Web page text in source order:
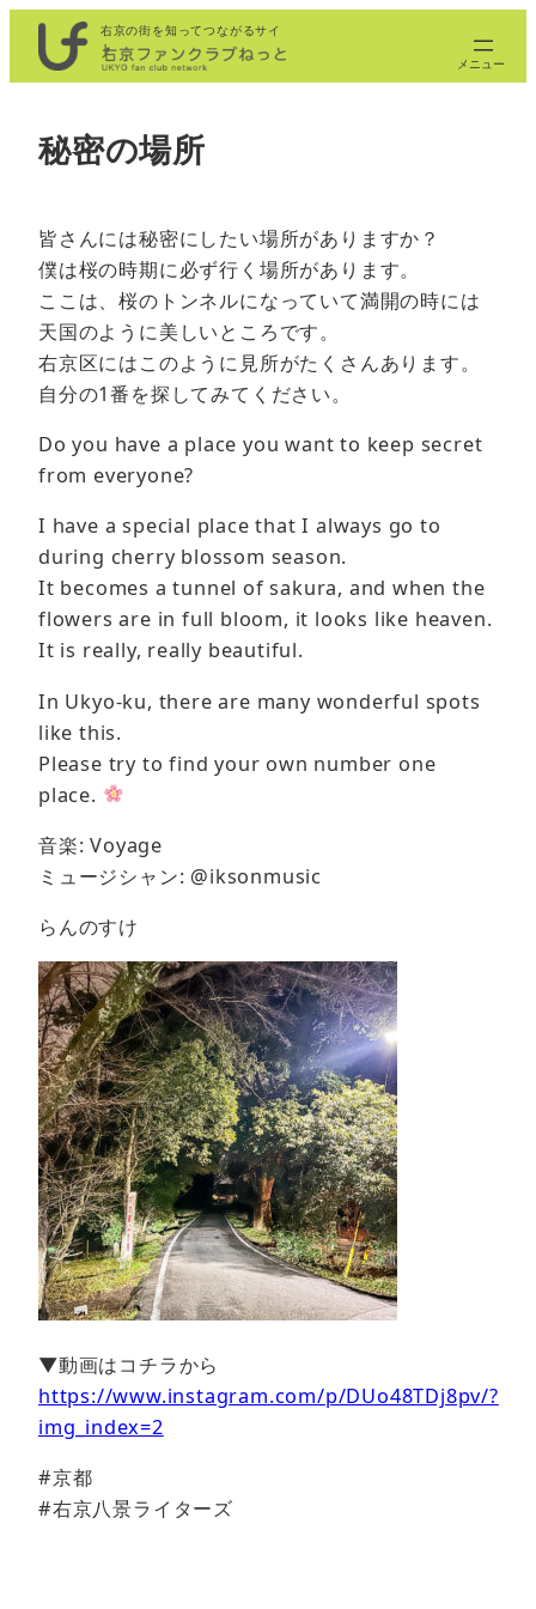
を
右京の街を知ってつながるサイ
ト
秘密の場所
皆さんには秘密にしたい場所がありますか？
僕は桜の時期に必ず行く場所があります。
ここは、桜のトンネルになっていて満開の時には
天国のように美しいところです。
右京区にはこのように見所がたくさんあります。
自分の1番を探してみてください。
Do you have a place you want to keep secret
from everyone?
I have a special place that I always go to
during cherry blossom season.
It becomes a tunnel of sakura, and when the
flowers are in full bloom, it looks like heaven.
It is really, really beautiful.
In Ukyo-ku, there are many wonderful spots
like this.
Please try to find your own number one
place.
音楽: Voyage
ミュージシャン: @iksonmusic
らんのすけ
▼動画はコチラから
https://www.instagram.com/p/DUo48TDj8pv/?
img_index=2
#京都
#右京八景ライターズ